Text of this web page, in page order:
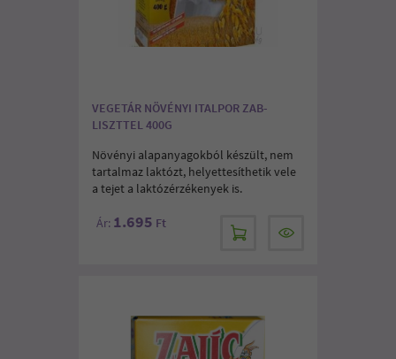
VEGETÁR NÖVÉNYI ITALPOR ZAB-
LISZTTEL 400G
Növényi alapanyagokból készült, nem
tartalmaz laktózt, helyettesíthetik vele
a tejet a laktózérzékenyek is.
Ár: 1.695 Ft